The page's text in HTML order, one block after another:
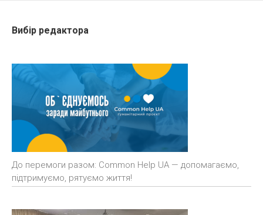
Вибір редактора
До перемоги разом: Common Help UA — допомагаємо,
підтримуємо, рятуємо життя!